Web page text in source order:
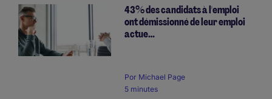
43% des candidats à l'emploi
ont démissionné de leur emploi
actue…
Por Michael Page
5 minutes